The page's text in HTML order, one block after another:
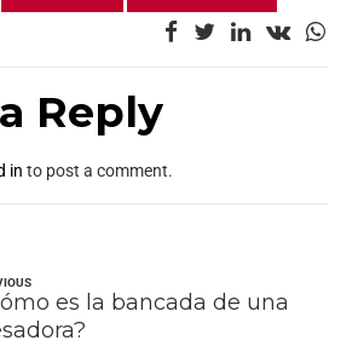
Reply
in to post a comment.
es la bancada de una